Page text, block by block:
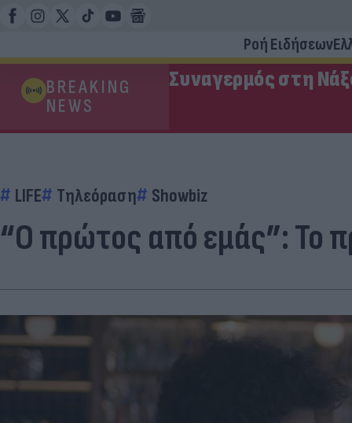
Ροή Ειδήσεων
BREAKING
NEWS
Συναγερμός στη
LIFE Τηλεόραση Showbiz
“Ο πρώτος από εμάς”: Το